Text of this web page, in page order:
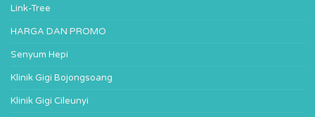
Link-Tree
HARGA DAN PROMO
Senyum Hepi
Klinik Gigi Bojongsoang
Klinik Gigi Cileunyi